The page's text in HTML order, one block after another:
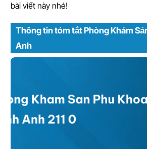
bài viết này nhé!
Thông tin tóm tắt Phòng Khám
Anh